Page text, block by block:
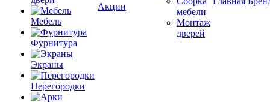
Мебель
Фурнитура
Экраны
Перегородки
Акции
мебели
Монтаж
дверей